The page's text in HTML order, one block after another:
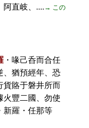
阿直岐、.... → この
・喙己呑而合任
、猶預經年、恐
貨賂于磐井所而
火豐二國、勿使
新羅・任那等